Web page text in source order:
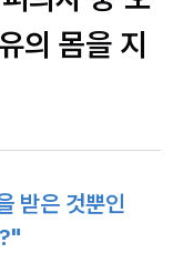
의 몸을 지
받은 것뿐인